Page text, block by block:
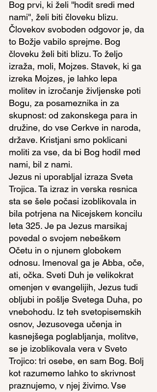
Bog prvi, ki želi ''hodit sredi med
nami'', želi biti človeku blizu.
Človekov svoboden odgovor je, da
to Božje vabilo sprejme. Bog
človeku želi biti blizu. To željo
izraža, moli, Mojzes. Stavek, ki ga
izreka Mojzes, je lahko lepa
molitev in izročanje življenske poti
Bogu, za posameznika in za
skupnost: od zakonskega para in
družine, do vse Cerkve in naroda,
države. Kristjani smo poklicani
moliti za vse, da bi Bog hodil med
nami, bil z nami.
Jezus ni uporabljal izraza Sveta
Trojica. Ta izraz in verska resnica
sta se šele počasi izoblikovala in
bila potrjena na Nicejskem koncilu
leta 325. Je pa Jezus marsikaj
povedal o svojem nebeškem
Očetu in o njunem globokem
odnosu. Imenoval ga je Abba, oče,
ati, očka. Sveti Duh je velikokrat
omenjen v evangelijih, Jezus tudi
obljubi in pošlje Svetega Duha, po
vnebohodu. Iz teh svetopisemskih
osnov, Jezusovega učenja in
kasnejšega poglabljanja, molitve,
se je izoblikovala vera v Sveto
Trojico: tri osebe, en sam Bog. Bolj
kot razumemo lahko to skrivnost
praznujemo, v njej živimo. Vse